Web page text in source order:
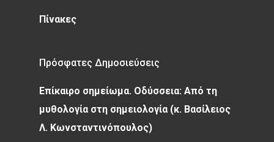
Πίνακες
Πρόσφατες Δημοσιεύσεις
Επίκαιρο σημείωμα. Οδύσσεια: Από τη
μυθολογία στη σημειολογία (κ. Βασίλειος
Λ. Κωνσταντινόπουλος)